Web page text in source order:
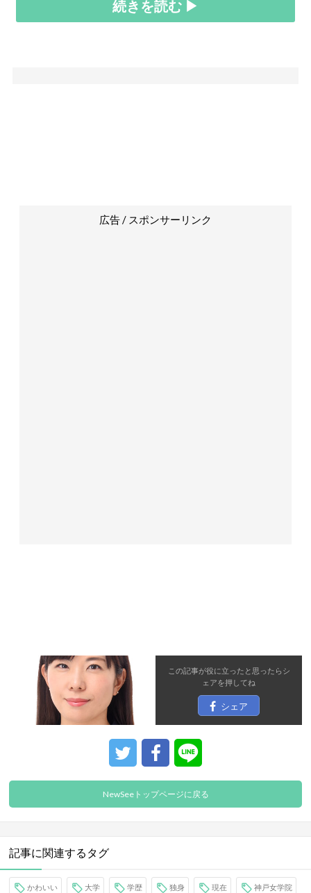
続きを読む ▶
広告 / スポンサーリンク
この記事が役に立ったと思ったらシ
ェアを押してね
シェア
NewSeeトップページに戻る
記事に関連するタグ
かわいい 大学 学歴 独身 現在 神戸女学院